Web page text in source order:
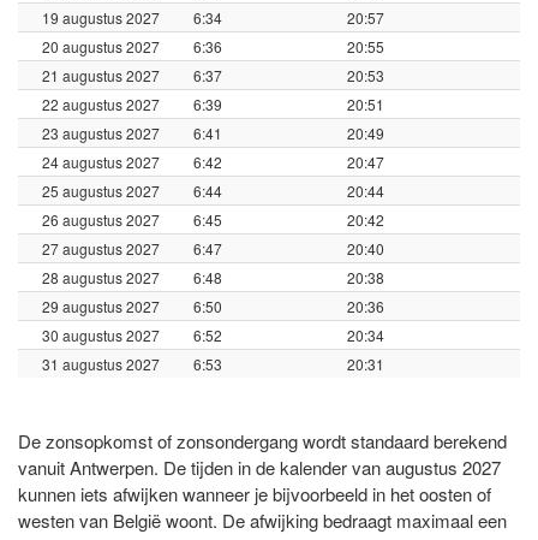
19 augustus 2027
6:34
20:57
20 augustus 2027
6:36
20:55
21 augustus 2027
6:37
20:53
22 augustus 2027
6:39
20:51
23 augustus 2027
6:41
20:49
24 augustus 2027
6:42
20:47
25 augustus 2027
6:44
20:44
26 augustus 2027
6:45
20:42
27 augustus 2027
6:47
20:40
28 augustus 2027
6:48
20:38
29 augustus 2027
6:50
20:36
30 augustus 2027
6:52
20:34
31 augustus 2027
6:53 20:31
De zonsopkomst of zonsondergang wordt standaard berekend
vanuit Antwerpen. De tijden in de kalender van augustus 2027
kunnen iets afwijken wanneer je bijvoorbeeld in het oosten of
westen van België woont. De afwijking bedraagt maximaal een